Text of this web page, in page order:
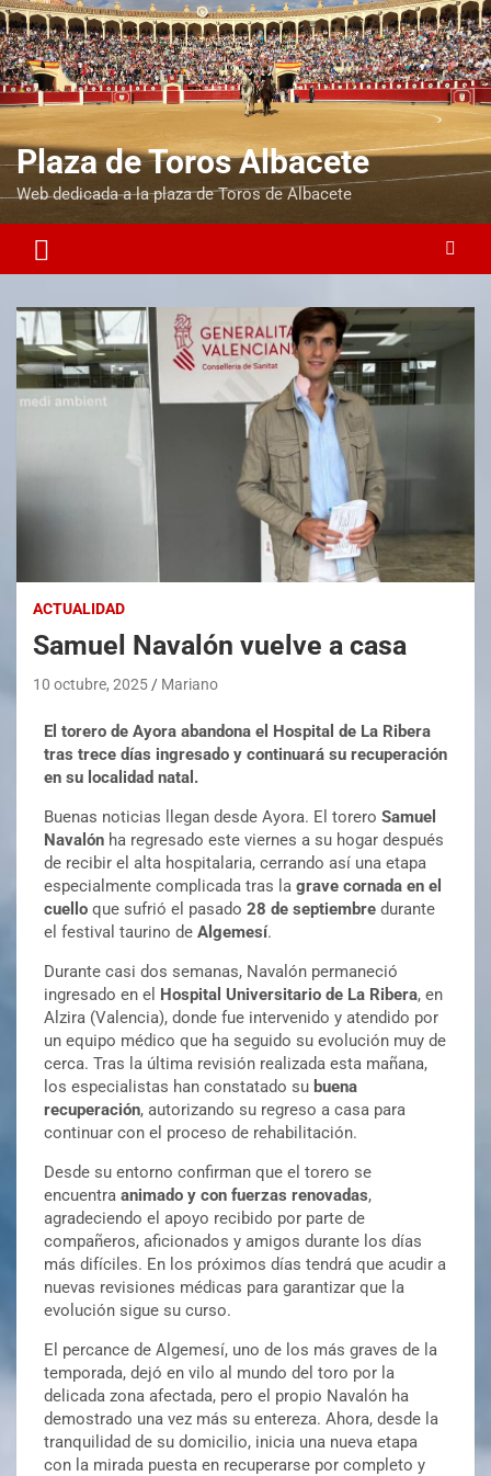
Plaza de Toros Albacete
Web dedicada a la plaza de Toros de Albacete
ACTUALIDAD
Samuel Navalón vuelve a casa
10 octubre, 2025 Mariano
El torero de Ayora abandona el Hospital de La Ribera
tras trece días ingresado y continuará su recuperación
en su localidad natal.
Buenas noticias llegan desde Ayora. El torero Samuel
Navalón ha regresado este viernes a su hogar después
de recibir el alta hospitalaria, cerrando así una etapa
especialmente complicada tras la grave cornada en el
cuello que sufrió el pasado 28 de septiembre durante
el festival taurino de Algemesí.
Durante casi dos semanas, Navalón permaneció
ingresado en el Hospital Universitario de La Ribera, en
Alzira (Valencia), donde fue intervenido y atendido por
un equipo médico que ha seguido su evolución muy de
cerca. Tras la última revisión realizada esta mañana,
los especialistas han constatado su buena
recuperación, autorizando su regreso a casa para
continuar con el proceso de rehabilitación.
Desde su entorno confirman que el torero se
encuentra animado y con fuerzas renovadas,
agradeciendo el apoyo recibido por parte de
compañeros, aficionados y amigos durante los días
más difíciles. En los próximos días tendrá que acudir a
nuevas revisiones médicas para garantizar que la
evolución sigue su curso.
El percance de Algemesí, uno de los más graves de la
temporada, dejó en vilo al mundo del toro por la
delicada zona afectada, pero el propio Navalón ha
demostrado una vez más su entereza. Ahora, desde la
tranquilidad de su domicilio, inicia una nueva etapa
con la mirada puesta en recuperarse por completo y